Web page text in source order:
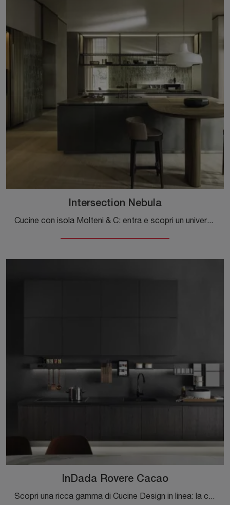
Intersection Nebula
Cucine con isola Molteni & C: entra e scopri un universo di design e contenuto estetico! La cucina Intersection Nebula ti attende.
InDada Rovere Cacao
Scopri una ricca gamma di Cucine Design in linea: la cucina InDada Rovere Cacao Molteni & C è adesso disponibile in laminato!